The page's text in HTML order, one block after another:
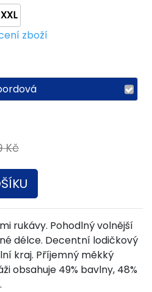
XXL
zboží
Kč
rukávy. Pohodlný volnější
délce. Decentní lodičkový
kraj. Příjemný měkký
obsahuje 49% bavlny, 48%